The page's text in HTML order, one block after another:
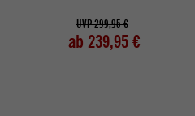
UVP 299,95 €
ab 239,95 €